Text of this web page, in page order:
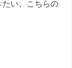
い、こちらの